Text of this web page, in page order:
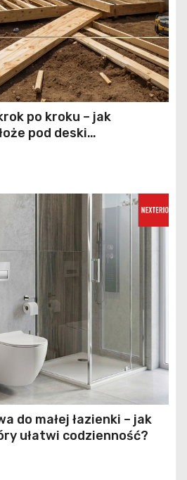
po kroku – jak
pod deski
do małej łazienki – jak
ułatwi codzienność?